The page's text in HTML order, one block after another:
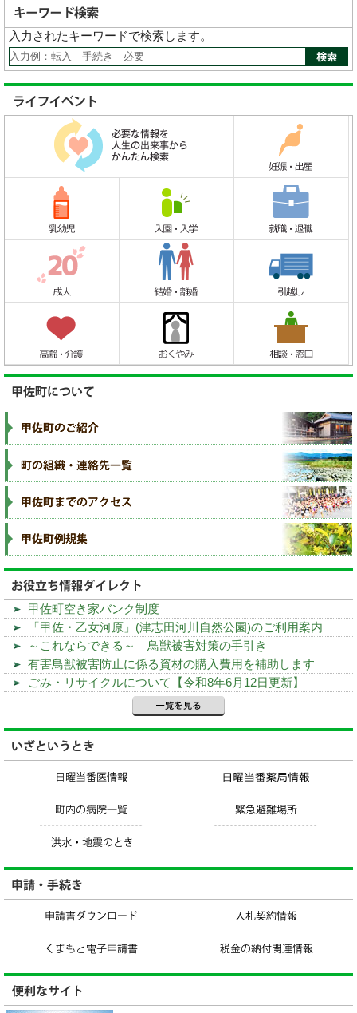
入力されたキーワードで検索します。
甲佐町空き家バンク制度
「甲佐・乙女河原」(津志田河川自然公園)のご利用案内
～これならできる～ 鳥獣被害対策の手引き
有害鳥獣被害防止に係る資材の購入費用を補助します
ごみ・リサイクルについて【令和8年6月12日更新】